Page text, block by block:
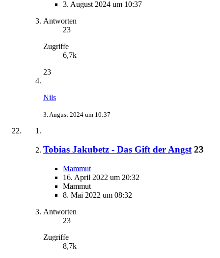
3. August 2024 um 10:37
Antworten
23
Zugriffe
6,7k
23
Nils
3. August 2024 um 10:37
Tobias Jakubetz - Das Gift der Angst 23
Mammut
16. April 2022 um 20:32
Mammut
8. Mai 2022 um 08:32
Antworten
23
Zugriffe
8,7k